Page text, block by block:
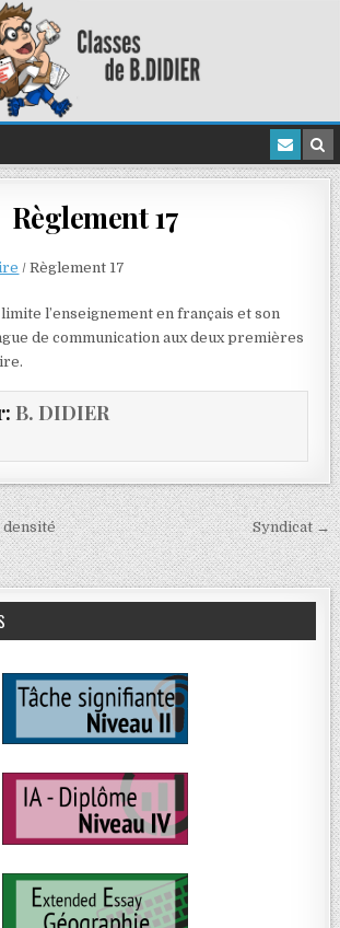
Règlement 17
/Règlement 17
limite l’enseignement en français et son
de communication aux deux premières
B. DIDIER
densité Syndicat →